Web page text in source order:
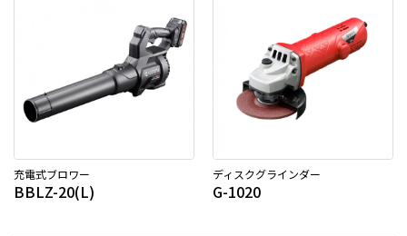
充電式ブロワー
BBLZ-20(L)
ディスクグラインダー
G-1020